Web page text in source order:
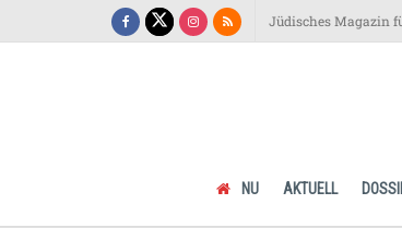
Jüdisches Magazin
NU AKTUELL